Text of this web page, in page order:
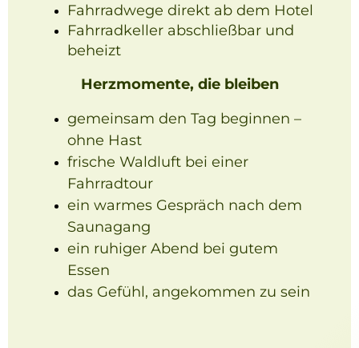
Fahrradwege direkt ab dem Hotel
Fahrradkeller abschließbar und
beheizt
Herzmomente, die bleiben
gemeinsam den Tag beginnen –
ohne Hast
frische Waldluft bei einer
Fahrradtour
ein warmes Gespräch nach dem
Saunagang
ein ruhiger Abend bei gutem
Essen
das Gefühl, angekommen zu sein